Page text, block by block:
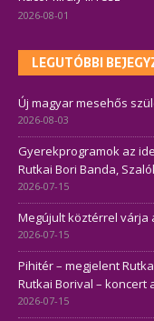
2026-08-01
LEGUTÓBBI
Új magyar mesehős
2026-08-03
Gyerekprogramok az
Rutkai Bori Banda,
2026-07-15
Megújult köztérrel várja
2026-07-15
Pihitér – megjelent
Rutkai Borival – koncert
2026-07-15